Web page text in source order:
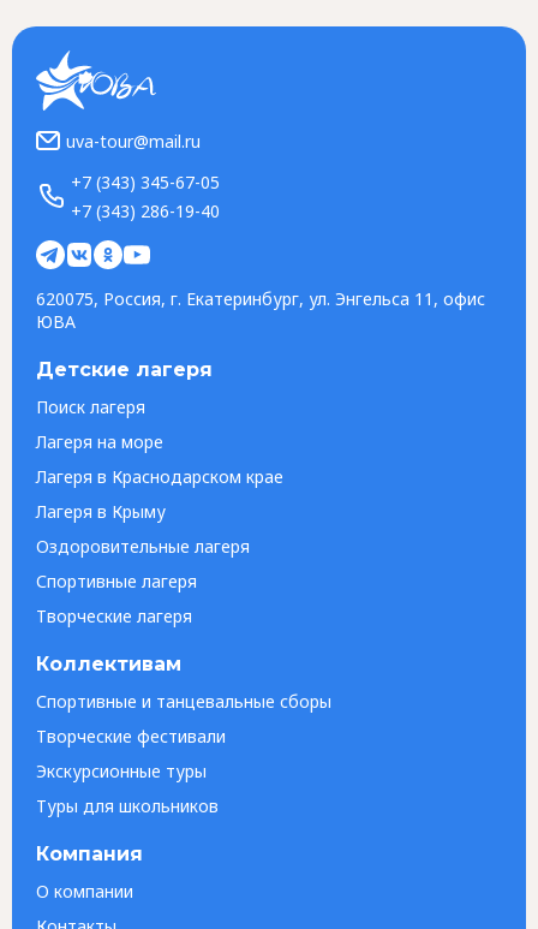
uva-tour@mail.ru
+7 (343) 345-67-05
+7 (343) 286-19-40
620075, Россия, г. Екатеринбург, ул. Энгельса 11, офис
ЮВА
Детские лагеря
Поиск лагеря
Лагеря на море
Лагеря в Краснодарском крае
Лагеря в Крыму
Оздоровительные лагеря
Спортивные лагеря
Творческие лагеря
Коллективам
Спортивные и танцевальные сборы
Творческие фестивали
Экскурсионные туры
Туры для школьников
Компания
О компании